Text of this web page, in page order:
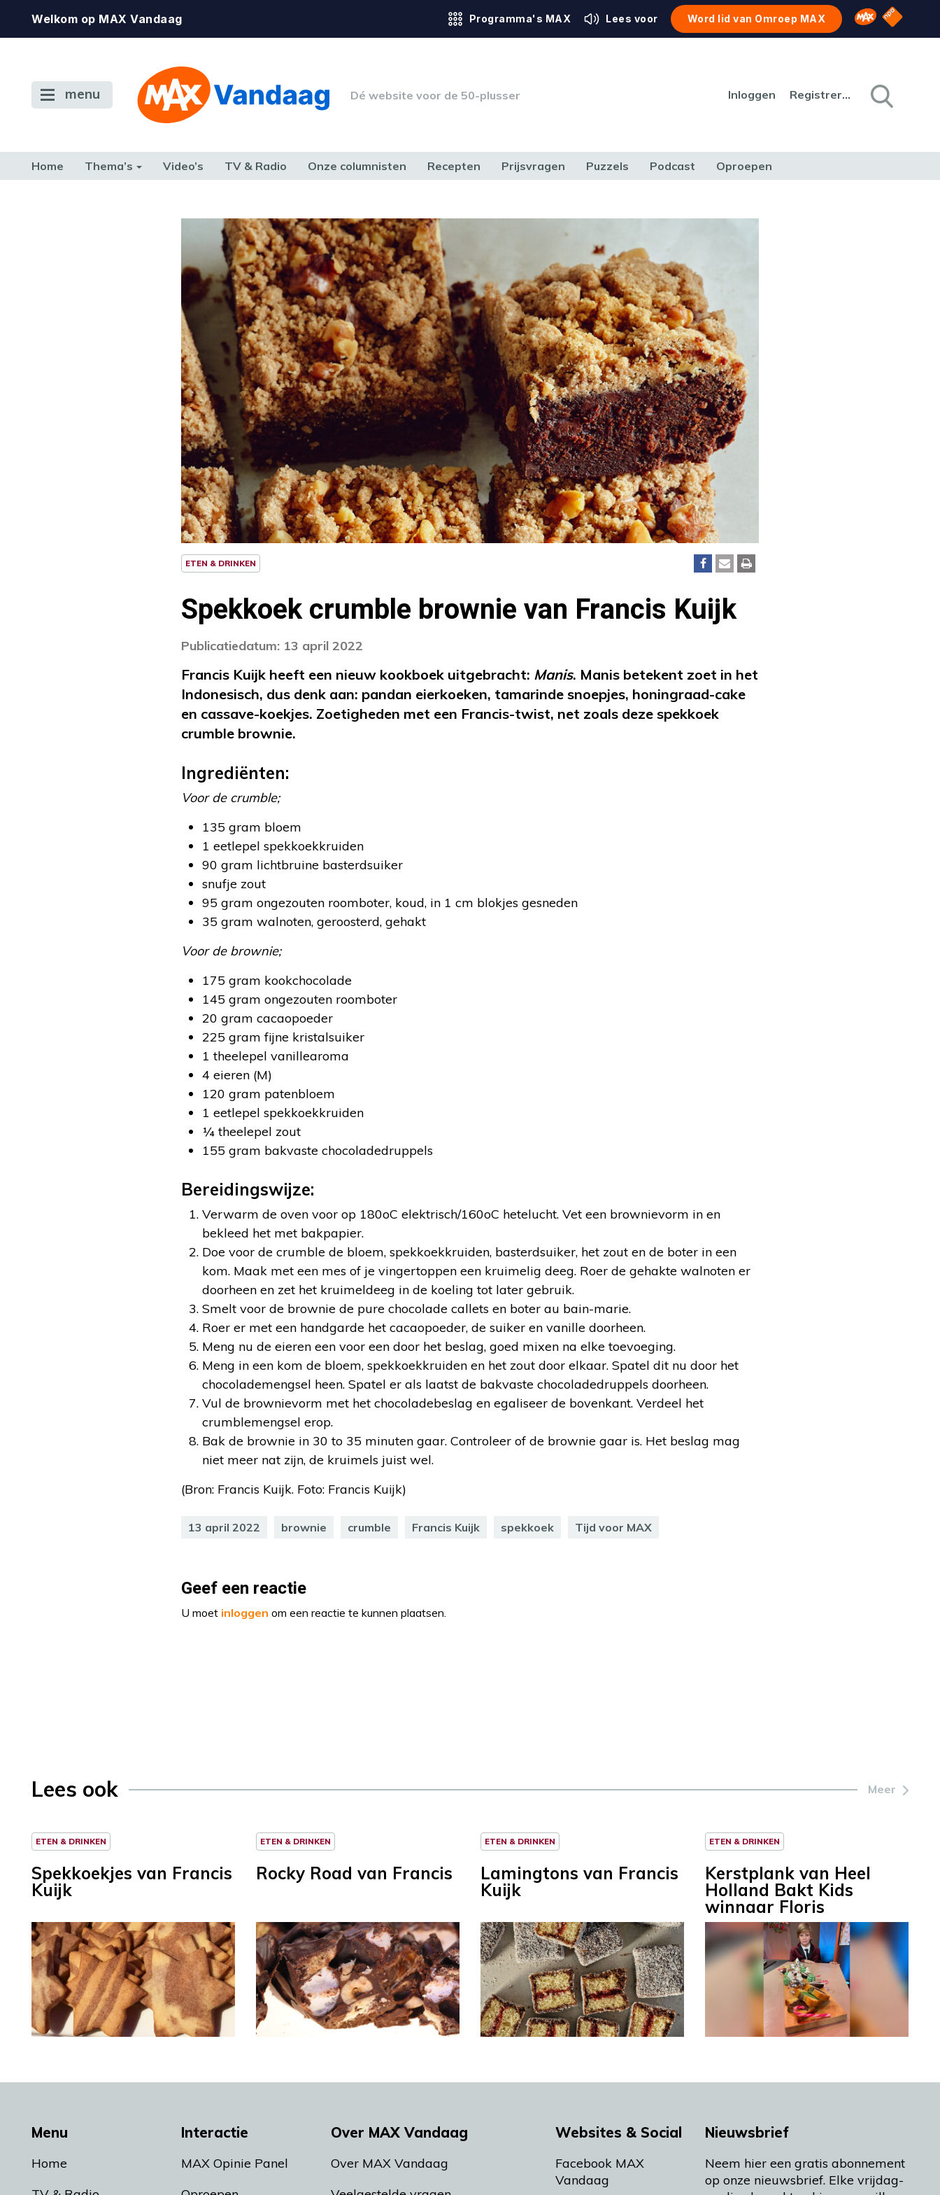
Welkom op MAX Vandaag Programma's MAX Lees voor Word lid van Omroep MAX Omroep MAX
NPO
menu Dé website voor de 50-plusser Inloggen Registreren
Home Thema’s Video’s TV & Radio Onze columnisten Recepten Prijsvragen Puzzels Podcast Oproepen
ETEN & DRINKEN
Spekkoek crumble brownie van Francis Kuijk
Publicatiedatum: 13 april 2022
Francis Kuijk heeft een nieuw kookboek uitgebracht: Manis. Manis betekent zoet in het
Indonesisch, dus denk aan: pandan eierkoeken, tamarinde snoepjes, honingraad-cake
en cassave-koekjes. Zoetigheden met een Francis-twist, net zoals deze spekkoek
crumble brownie.
Ingrediënten:
Voor de crumble;
135 gram bloem
1 eetlepel spekkoekkruiden
90 gram lichtbruine basterdsuiker
snufje zout
95 gram ongezouten roomboter, koud, in 1 cm blokjes gesneden
35 gram walnoten, geroosterd, gehakt
Voor de brownie;
175 gram kookchocolade
145 gram ongezouten roomboter
20 gram cacaopoeder
225 gram fijne kristalsuiker
1 theelepel vanillearoma
4 eieren (M)
120 gram patenbloem
1 eetlepel spekkoekkruiden
¼ theelepel zout
155 gram bakvaste chocoladedruppels
Bereidingswijze:
Verwarm de oven voor op 180oC elektrisch/160oC hetelucht. Vet een brownievorm in en
bekleed het met bakpapier.
Doe voor de crumble de bloem, spekkoekkruiden, basterdsuiker, het zout en de boter in een
kom. Maak met een mes of je vingertoppen een kruimelig deeg. Roer de gehakte walnoten er
doorheen en zet het kruimeldeeg in de koeling tot later gebruik.
Smelt voor de brownie de pure chocolade callets en boter au bain-marie.
Roer er met een handgarde het cacaopoeder, de suiker en vanille doorheen.
Meng nu de eieren een voor een door het beslag, goed mixen na elke toevoeging.
Meng in een kom de bloem, spekkoekkruiden en het zout door elkaar. Spatel dit nu door het
chocolademengsel heen. Spatel er als laatst de bakvaste chocoladedruppels doorheen.
Vul de brownievorm met het chocoladebeslag en egaliseer de bovenkant. Verdeel het
crumblemengsel erop.
Bak de brownie in 30 to 35 minuten gaar. Controleer of de brownie gaar is. Het beslag mag
niet meer nat zijn, de kruimels juist wel.
(Bron: Francis Kuijk. Foto: Francis Kuijk)
13 april 2022 brownie crumble Francis Kuijk spekkoek Tijd voor MAX
Geef een reactie
U moet inloggen om een reactie te kunnen plaatsen.
Lees ook Meer
ETEN & DRINKEN
Spekkoekjes van Francis
Kuijk
ETEN & DRINKEN
Rocky Road van Francis
ETEN & DRINKEN
Lamingtons van Francis
Kuijk
ETEN & DRINKEN
Kerstplank van Heel
Holland Bakt Kids
winnaar Floris
Menu
Home
Interactie
MAX Opinie Panel
Over MAX Vandaag
Over MAX Vandaag
Websites & Social
Facebook MAX
Vandaag
Nieuwsbrief
Neem hier een gratis abonnement
op onze nieuwsbrief. Elke vrijdag-